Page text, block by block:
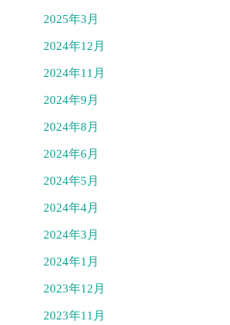
2025年3月
2024年12月
2024年11月
2024年9月
2024年8月
2024年6月
2024年5月
2024年4月
2024年3月
2024年1月
2023年12月
2023年11月